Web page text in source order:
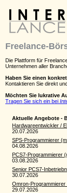
Freelance-
Die Plattform für
Unternehmen aller
Haben Sie einen
Kontaktieren Sie direkt
Möchten Sie lukrative
Tragen Sie sich ein bei